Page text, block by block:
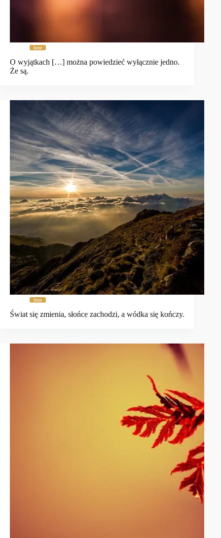
Inne
O wyjątkach […] można powiedzieć wyłącznie jedno.
Że są.
Inne
Świat się zmienia, słońce zachodzi, a wódka się kończy.